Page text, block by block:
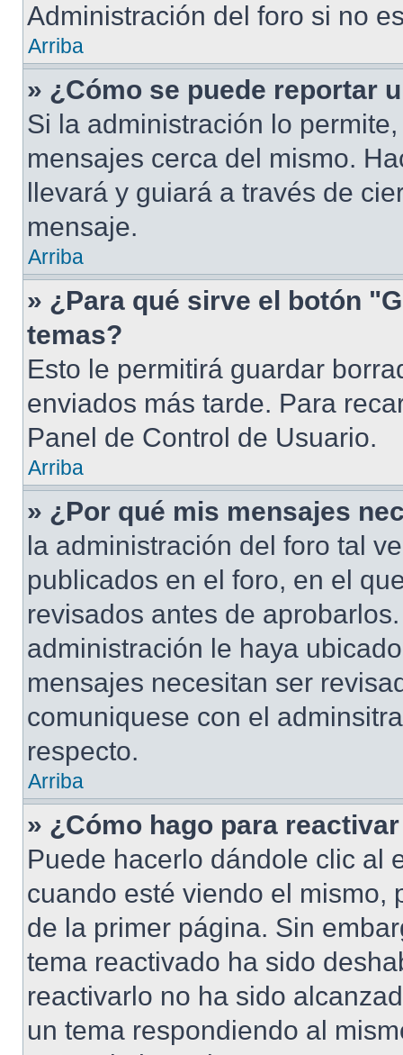
Administración del foro si no
Arriba
» ¿Cómo se puede reportar
Si la administración lo
mensajes cerca del mismo.
llevará y guiará a través de
mensaje.
Arriba
» ¿Para qué sirve el botón
temas?
Esto le permitirá guardar
enviados más tarde. Para
Panel de Control de Usuario.
Arriba
» ¿Por qué mis mensajes
la administración del foro tal
publicados en el foro, en el
revisados antes de
administración le haya
mensajes necesitan ser
comuniquese con el
respecto.
Arriba
» ¿Cómo hago para
Puede hacerlo dándole clic al
cuando esté viendo el mismo,
de la primer página. Sin
tema reactivado ha sido
reactivarlo no ha sido
un tema respondiendo al